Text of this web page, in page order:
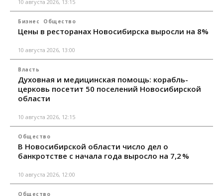
10 августа 2026, 13:15
Бизнес Общество
Цены в ресторанах Новосибирска выросли на 8%
10 августа 2026, 13:00
Власть
Духовная и медицинская помощь: корабль-
церковь посетит 50 поселений Новосибирской
области
10 августа 2026, 12:15
Общество
В Новосибирской области число дел о
банкротстве с начала года выросло на 7,2 %
10 августа 2026, 12:00
Общество